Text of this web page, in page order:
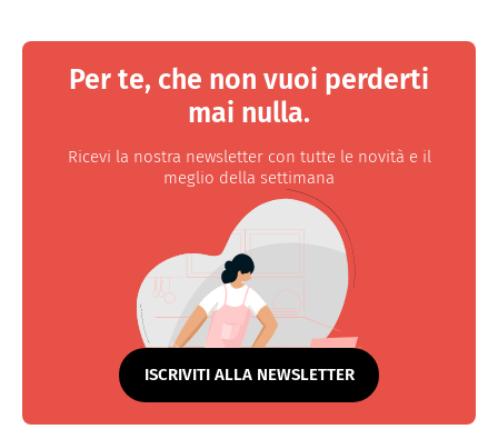
Per te, che non vuoi perderti
mai nulla.
Ricevi la nostra newsletter con tutte le novità e il
meglio della settimana
ISCRIVITI ALLA NEWSLETTER